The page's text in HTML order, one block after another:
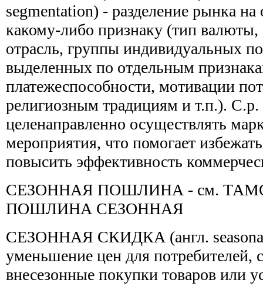
segmentation) - разделение рынка
какому-либо признаку (тип валюты,
отрасль, группы индивидуальных
выделенных по отдельным
платежеспособности, мотивации
религиозным традициям и т.п.). С.р.
целенаправленно осуществлять
мероприятия, что помогает
повысить эффективность
СЕЗОННАЯ ПОШЛИНА - см.
ПОШЛИНА СЕЗОННАЯ
СЕЗОННАЯ СКИДКА (англ.
уменьшение цен для
внесезонные покупки товаров или